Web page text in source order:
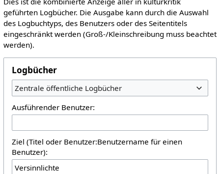
geführten Logbücher. Die Ausgabe kann durch die Auswahl
des Logbuchtyps, des Benutzers oder des Seitentitels
eingeschränkt werden (Groß-/Kleinschreibung muss beachtet
werden).
Logbücher
Zentrale öffentliche Logbücher
Ausführender Benutzer:
Ziel (Titel oder Benutzer:Benutzername für einen
Benutzer):